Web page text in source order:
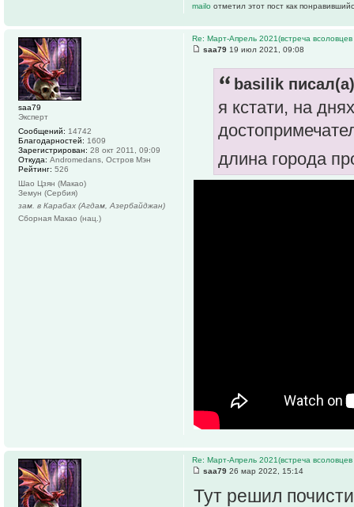
mailo отметил этот пост как
Re: Март-Апрель 2021(встреча
saa79 19 июл 2021, 09:08
basilik
я кстати, на
длина города
saa79
Эксперт
Сообщений: 14742
Благодарностей: 1609
Зарегистрирован: 28 окт 2011, 09:09
Откуда: Andromedans, Остров Мэн
Рейтинг: 526
Шао Цзян (Макао)
Земун (Сербия)
зам. в Карабах (Агдам, Азербайджан)
Сборная Макао (нац.)
Re: Март-Апрель 2021(встреча
saa79 26 мар 2022, 15:14
Тут решил